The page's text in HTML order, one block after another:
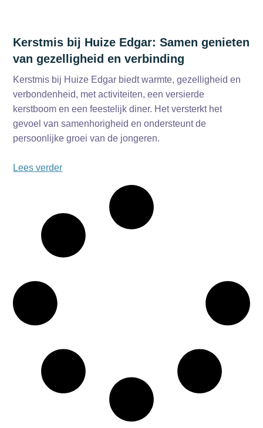
Kerstmis bij Huize Edgar: Samen genieten
van gezelligheid en verbinding
Kerstmis bij Huize Edgar biedt warmte, gezelligheid en
verbondenheid, met activiteiten, een versierde
kerstboom en een feestelijk diner. Het versterkt het
gevoel van samenhorigheid en ondersteunt de
persoonlijke groei van de jongeren.
Lees verder